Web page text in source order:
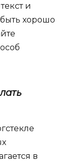
и
хорошо
в